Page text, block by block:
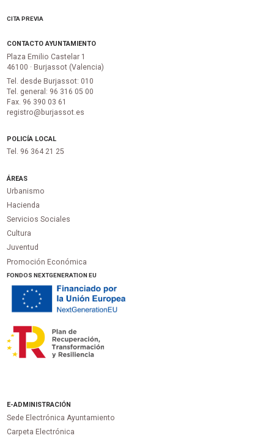
CITA PREVIA
CONTACTO AYUNTAMIENTO
Plaza Emilio Castelar 1
46100 · Burjassot (Valencia)
Tel. desde Burjassot: 010
Tel. general: 96 316 05 00
Fax. 96 390 03 61
registro@burjassot.es
POLICÍA LOCAL
Tel. 96 364 21 25
ÁREAS
Urbanismo
Hacienda
Servicios Sociales
Cultura
Juventud
Promoción Económica
FONDOS NEXTGENERATION EU
E-ADMINISTRACIÓN
Sede Electrónica Ayuntamiento
Carpeta Electrónica